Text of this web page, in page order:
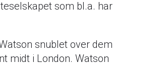
som bl.a. har
snublet over dem
midt i London. Watson